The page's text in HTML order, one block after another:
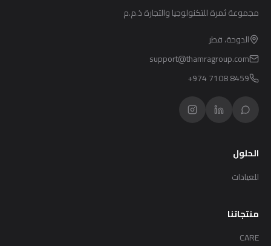
مجموعة ثمرة للتكنولوجيا والتجارة ذ.م.م
الدوحة، قطر
support@thamragroup.com
+974 7108 8459
الحلول
للعيادات
منتجاتنا
CARE